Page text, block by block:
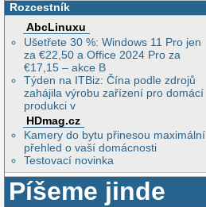
Rozcestník
AbcLinuxu
Ušetřete 30 %: Windows 11 Pro jen
za €22,50 a Office 2024 Pro za
€17,15 – akce B
Týden na ITBiz: Čína podle zdrojů
zahájila výrobu zařízení pro domácí
produkci v
HDmag.cz
Kamery do bytu přinesou maximální
přehled o vaší domácnosti
Testovací novinka
Píšeme jinde